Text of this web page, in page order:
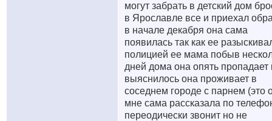
могут забрать в детский дом
в Ярославле все и приехал
в начале декабря она сама
появилась так как ее
полицией ее мама побыв
дней дома она опять пропадает
выяснилось она проживает в
соседнем городе с парнем (это
мне сама рассказала по
переодически звонит но не